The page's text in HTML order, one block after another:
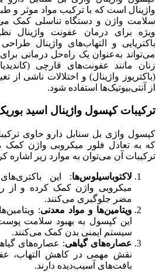
واژینال است که با ترکیب مواد موثر و
سلامت واژن و دستگاه تناسلی کمک
ویژه برای درمان عفونت واژینال
باکتریایی و التهاب‌های واژینال
می‌تواند به‌عنوان یک راه‌حل درمانی
زنان مانند عفونت‌های قارچی
(باکتریوز واژینال) و اختلالات ناشی از
از آنتی‌بیوتیک‌ها استفاده شود.
ترکیبات کپسول واژینال اسید
کپسول واژی بل سنابل دارو حاوی
که به تعادل فلور میکروبی واژن کمک
ترکیبات آن می‌توان به موارد زیر اشاره
لاکتوباسیلوس‌ها: این
میکروبی واژن کمک کرده و از
مضر جلوگیری می‌کنند.
ویتامین‌ها و مواد معدنی:
این کپسول به بهبود سلامت
سیستم ایمنی بدن کمک می‌کنند.
عصاره‌های گیاهی: عصاره‌های
نقش مهمی در کاهش التهاب،
بافت‌های آسیب‌دیده دارند.